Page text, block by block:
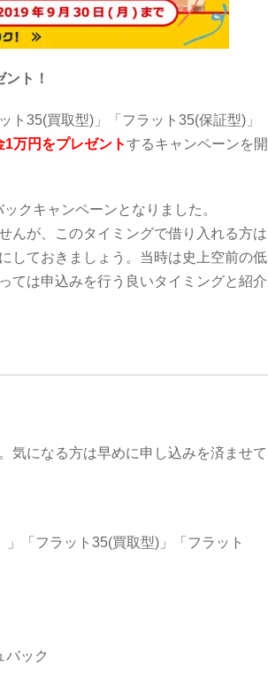
ト！
35(買取型)」「フラット35(保証型)」
1万円をプレゼントするキャンペーンを開
クキャンペーンとなりました。
んが、このタイミングで借り入れる方は
しておきましょう。当時は史上空前の低
ては申込みを行う良いタイミングと紹介
気になる方は早めに申し込みを済ませて
「フラット35(買取型)」「フラット
バック